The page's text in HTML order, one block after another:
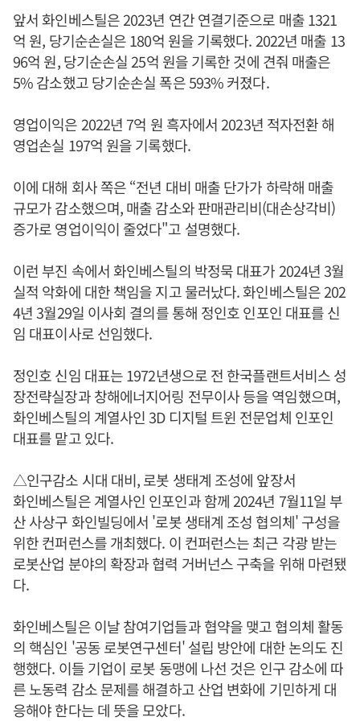
앞서 화인베스틸은 2023년 연간 연결기준으로 매출 1321
억 원, 당기순손실은 180억 원을 기록했다. 2022년 매출 13
96억 원, 당기순손실 25억 원을 기록한 것에 견줘 매출은
5% 감소했고 당기순손실 폭은 593% 커졌다.
영업이익은 2022년 7억 원 흑자에서 2023년 적자전환 해
영업손실 197억 원을 기록했다.
이에 대해 회사 쪽은 “전년 대비 매출 단가가 하락해 매출
규모가 감소했으며, 매출 감소와 판매관리비(대손상각비)
증가로 영업이익이 줄었다"고 설명했다.
이런 부진 속에서 화인베스틸의 박정묵 대표가 2024년 3월
실적 악화에 대한 책임을 지고 물러났다. 화인베스틸은 202
4년 3월29일 이사회 결의를 통해 정인호 인포인 대표를 신
임 대표이사로 선임했다.
정인호 신임 대표는 1972년생으로 전 한국플랜트서비스 성
장전략실장과 창해에너지어링 전무이사 등을 역임했으며,
화인베스틸의 계열사인 3D 디지털 트윈 전문업체 인포인
대표를 맡고 있다.
△인구감소 시대 대비, 로봇 생태계 조성에 앞장서
화인베스틸은 계열사인 인포인과 함께 2024년 7월11일 부
산 사상구 화인빌딩에서 '로봇 생태계 조성 협의체' 구성을
위한 컨퍼런스를 개최했다. 이 컨퍼런스는 최근 각광 받는
로봇산업 분야의 확장과 협력 거버넌스 구축을 위해 마련됐
다.
화인베스틸은 이날 참여기업들과 협약을 맺고 협의체 활동
의 핵심인 '공동 로봇연구센터' 설립 방안에 대한 논의도 진
행했다. 이들 기업이 로봇 동맹에 나선 것은 인구 감소에 따
른 노동력 감소 문제를 해결하고 산업 변화에 기민하게 대
응해야 한다는 데 뜻을 모았다.